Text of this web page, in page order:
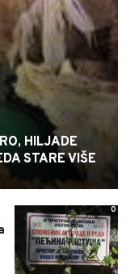
HILJADE
STARE VIŠE
0